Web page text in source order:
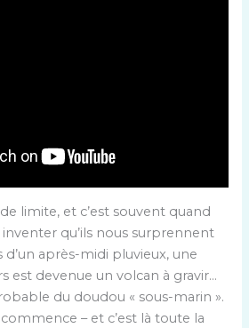
limite, et c’est souvent quand
qu’ils nous surprennent
d’un après-midi pluvieux, une
est devenue un volcan à gravir…
du doudou « sous-marin ».
– et c’est là toute la